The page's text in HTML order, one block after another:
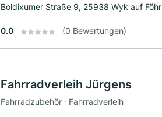
Boldixumer Straße 9, 25938 Wyk auf Föhr
0.0 (0 Bewertungen)
Fahrradverleih Jürgens
Fahrradzubehör · Fahrradverleih